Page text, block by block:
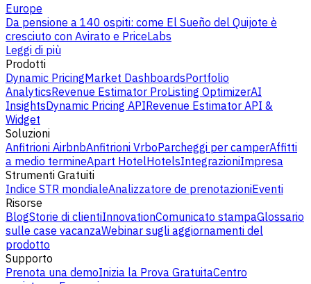
Europe
Da pensione a 140 ospiti: come El Sueño del Quijote è
cresciuto con Avirato e PriceLabs
Leggi di più
Prodotti
Dynamic PricingMarket DashboardsPortfolio
AnalyticsRevenue Estimator ProListing OptimizerAI
InsightsDynamic Pricing APIRevenue Estimator API &
Widget
Soluzioni
Anfitrioni AirbnbAnfitrioni VrboParcheggi per camperAffitti
a medio termineApart HotelHotelsIntegrazioniImpresa
Strumenti Gratuiti
Indice STR mondialeAnalizzatore de prenotazioniEventi
Risorse
BlogStorie di clientiInnovationComunicato stampaGlossario
sulle case vacanzaWebinar sugli aggiornamenti del
prodotto
Supporto
Prenota una demoInizia la Prova GratuitaCentro